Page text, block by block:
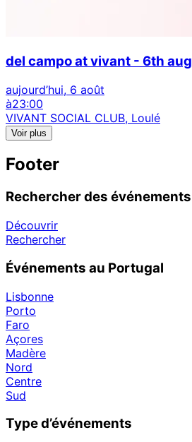
del campo at vivant - 6th aug
aujourd’hui, 6 août
à23:00
VIVANT SOCIAL CLUB, Loulé
Voir plus
Footer
Rechercher des événements
Découvrir
Rechercher
Événements au Portugal
Lisbonne
Porto
Faro
Açores
Madère
Nord
Centre
Sud
Type d’événements